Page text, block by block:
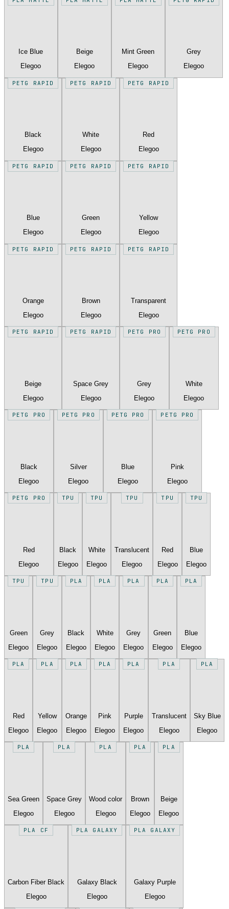
Ice Blue
Elegoo
Beige
Elegoo
Mint Green
Elegoo
Grey
Elegoo
PETG RAPID
Black
Elegoo
PETG RAPID
White
Elegoo
PETG RAPID
Red
Elegoo
PETG RAPID
Blue
Elegoo
PETG RAPID
Green
Elegoo
PETG RAPID
Yellow
Elegoo
PETG RAPID
Orange
Elegoo
PETG RAPID
Brown
Elegoo
PETG RAPID
Transparent
Elegoo
PETG RAPID
Beige
Elegoo
PETG RAPID
Space Grey
Elegoo
PETG PRO
Grey
Elegoo
PETG PRO
White
Elegoo
PETG PRO
Black
Elegoo
PETG PRO
Silver
Elegoo
PETG PRO
Blue
Elegoo
PETG PRO
Pink
Elegoo
PETG PRO
Red
Elegoo
TPU
Black
Elegoo
TPU
White
Elegoo
TPU
Translucent
Elegoo
TPU
Red
Elegoo
TPU
Blue
Elegoo
TPU
Green
Elegoo
TPU
Grey
Elegoo
PLA
Black
Elegoo
PLA
White
Elegoo
PLA
Grey
Elegoo
PLA
Green
Elegoo
PLA
Blue
Elegoo
PLA
Red
Elegoo
PLA
Yellow
Elegoo
PLA
Orange
Elegoo
PLA
Pink
Elegoo
PLA
Purple
Elegoo
PLA
Translucent
Elegoo
PLA
Sky Blue
Elegoo
PLA
Sea Green
Elegoo
PLA
Space Grey
Elegoo
PLA
Wood color
Elegoo
PLA
Brown
Elegoo
PLA
Beige
Elegoo
PLA CF
Carbon Fiber Black
Elegoo
PLA GALAXY
Galaxy Black
Elegoo
PLA GALAXY
Galaxy Purple
Elegoo